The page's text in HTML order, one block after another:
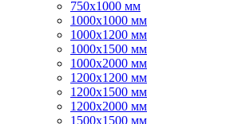
750x1000 мм
1000x1000 мм
1000x1200 мм
1000x1500 мм
1000x2000 мм
1200x1200 мм
1200x1500 мм
1200x2000 мм
1500x1500 мм